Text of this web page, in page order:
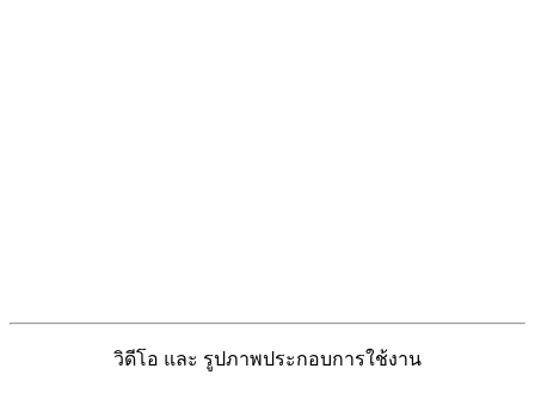
วิดีโอ และ รูปภาพประกอบการใช้งาน